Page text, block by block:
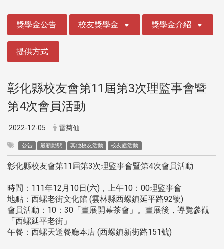
獎學金公告 校友獎學金 獎學金介紹
提供方式
彰化縣校友會第11屆第3次理監事會暨
第4次會員活動
2022-12-05 雷菊仙
公告 最新動態 其他校友活動 校友處活動
彰化縣校友會第11屆第3次理監事會暨第4次會員活動
時間：111年12月10日(六)，上午10：00理監事會
地點：西螺老街文化館 (雲林縣西螺鎮延平路92號)
會員活動：10：30「畫展開幕茶會」。畫展後，導覽參觀
「西螺延平老街」
午餐：西螺天送餐廳本店 (西螺鎮新街路151號)